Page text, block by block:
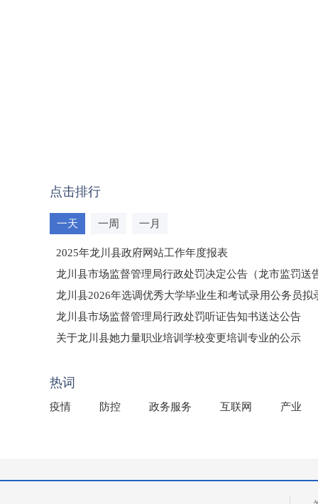
点击排行
一天 一周 一月
2025年龙川县政府网站工作年度报表
龙川县市场监督管理局行政处罚决定公告（龙市监罚送
龙川县2026年选调优秀大学毕业生和考试录用公务员拟
龙川县市场监督管理局行政处罚听证告知书送达公告
（龙市监罚送告〔2026〕71号）
关于龙川县她力量职业培训学校变更培训专业的公示
热词
疫情 防控 政务服务 互联网 产业